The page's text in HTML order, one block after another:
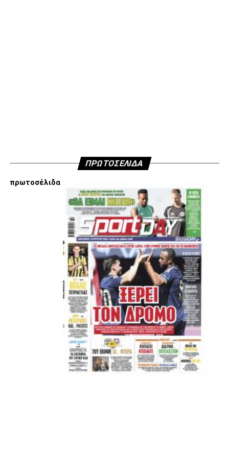
Εμείς είμαστε μόνο Π.Α.Ο.Κ.
Μόνο τα 4 γράμματα έχουν σημασία για εμάς και
ΚΑΝΕΝΑΣ δεν είναι πάνω απο αυτά τα ιερά γράμματα.
ADVERTISEMENT
ΑΜΠΑΛΑΕΑ, ΜΑΚΕΔΟΝΕΣ, ΤΟΥΜΠΑ, #031#
ΠΡΩΤΟΣΕΛΙΔΑ
πρωτοσέλιδα